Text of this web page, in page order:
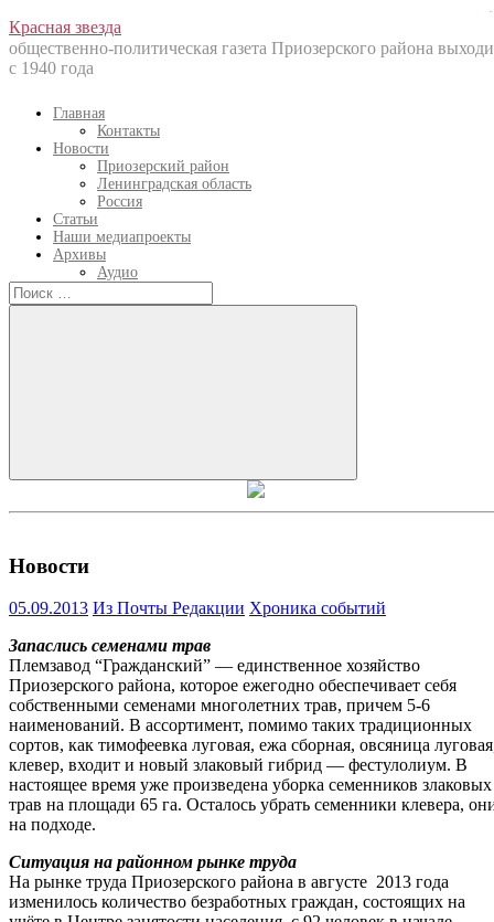
Перейти
к
содержанию
Красная звезда
общественно-политическая газета Приозерского района
с 1940 года
Главная
Контакты
Новости
Приозерский район
Ленинградская область
Россия
Статьи
Наши медиапроекты
Архивы
Аудио
Искать:
Искать
Новости
05.09.2013 Из Почты Редакции Хроника событий
Запаслись семенами трав
Племзавод “Гражданский” — единственное хозяйство
Приозерского района, которое ежегодно обеспечивает себя
собственными семенами многолетних трав, причем 5-6
наименований. В ассортимент, помимо таких традиционных
сортов, как тимофеевка луговая, ежа сборная, овсяница
клевер, входит и новый злаковый гибрид — фестулолиум. В
настоящее время уже произведена уборка семенников злаковых
трав на площади 65 га. Осталось убрать семенники клевера,
на подходе.
Ситуация на районном рынке труда
На рынке труда Приозерского района в августе 2013 года
изменилось количество безработных граждан, состоящих на